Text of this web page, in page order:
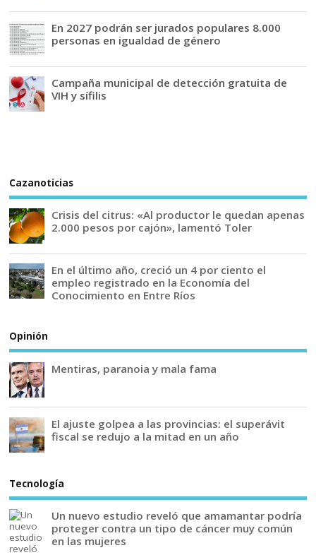
En 2027 podrán ser jurados populares 8.000
personas en igualdad de género
Campaña municipal de detección gratuita de
VIH y sífilis
Cazanoticias
Crisis del citrus: «Al productor le quedan apenas
2.000 pesos por cajón», lamentó Toler
En el último año, creció un 4 por ciento el
empleo registrado en la Economía del
Conocimiento en Entre Ríos
Opinión
Mentiras, paranoia y mala fama
El ajuste golpea a las provincias: el superávit
fiscal se redujo a la mitad en un año
Tecnología
Un nuevo estudio reveló que amamantar podría
proteger contra un tipo de cáncer muy común
en las mujeres